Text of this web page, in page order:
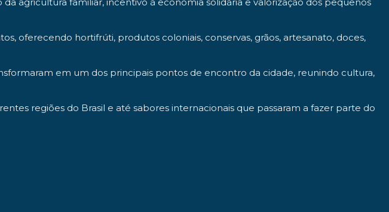
oferecendo hortifrúti, produtos coloniais, conservas, grãos, artesanato, doces,
em um dos principais pontos de encontro da cidade, reunindo cultura,
regiões do Brasil e até sabores internacionais que passaram a fazer parte do